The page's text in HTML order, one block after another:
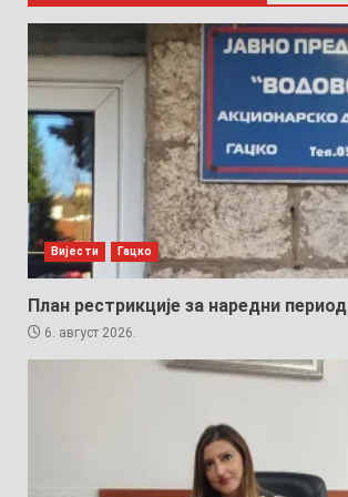
Вијести Гацко
План рестрикције за наредни период
6. август 2026.